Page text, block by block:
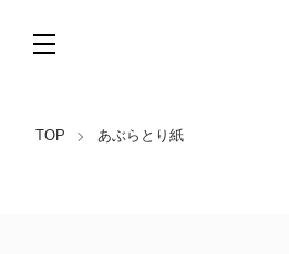
TOP あぶらとり紙